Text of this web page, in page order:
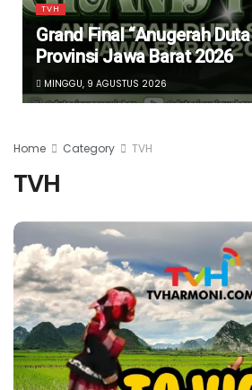
TVH
Grand Final “Anugerah
Provinsi Jawa Barat 2026
MINGGU, 9 AGUSTUS 2026
Home Category TVH
TVH